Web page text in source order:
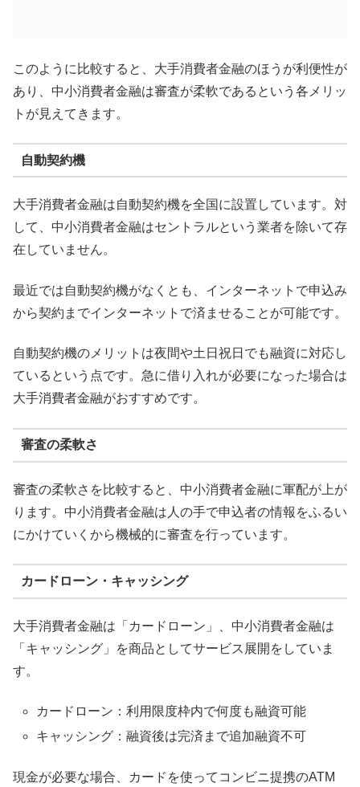
このように比較すると、大手消費者金融のほうが利便性が
あり、中小消費者金融は審査が柔軟であるという各メリッ
トが見えてきます。
自動契約機
大手消費者金融は自動契約機を全国に設置しています。対
して、中小消費者金融はセントラルという業者を除いて存
在していません。
最近では自動契約機がなくとも、インターネットで申込み
から契約までインターネットで済ませることが可能です。
自動契約機のメリットは夜間や土日祝日でも融資に対応し
ているという点です。急に借り入れが必要になった場合は
大手消費者金融がおすすめです。
審査の柔軟さ
審査の柔軟さを比較すると、中小消費者金融に軍配が上が
ります。中小消費者金融は人の手で申込者の情報をふるい
にかけていくから機械的に審査を行っています。
カードローン・キャッシング
大手消費者金融は「カードローン」、中小消費者金融は
「キャッシング」を商品としてサービス展開をしていま
す。
カードローン：利用限度枠内で何度も融資可能
キャッシング：融資後は完済まで追加融資不可
現金が必要な場合、カードを使ってコンビニ提携のATM